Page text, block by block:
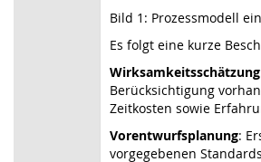
Bild 1: Prozessmodell
Es folgt eine kurze
Wirksamkeitsschätzung
Berücksichtigung
Zeitkosten sowie
Vorentwurfsplanung:
vorgegebenen